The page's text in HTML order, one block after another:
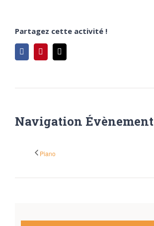
Partagez cette activité !
FacebookPinterest
Navigation Évènement
Piano